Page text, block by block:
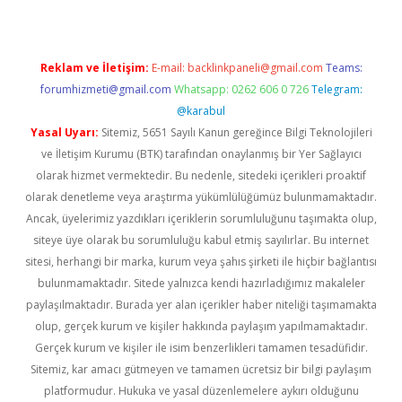
Reklam ve İletişim: E-mail: backlinkpaneli@gmail.com Teams:
forumhizmeti@gmail.com Whatsapp: 0262 606 0 726 Telegram:
@karabul
Yasal Uyarı: Sitemiz, 5651 Sayılı Kanun gereğince Bilgi Teknolojileri
ve İletişim Kurumu (BTK) tarafından onaylanmış bir Yer Sağlayıcı
olarak hizmet vermektedir. Bu nedenle, sitedeki içerikleri proaktif
olarak denetleme veya araştırma yükümlülüğümüz bulunmamaktadır.
Ancak, üyelerimiz yazdıkları içeriklerin sorumluluğunu taşımakta olup,
siteye üye olarak bu sorumluluğu kabul etmiş sayılırlar. Bu internet
sitesi, herhangi bir marka, kurum veya şahıs şirketi ile hiçbir bağlantısı
bulunmamaktadır. Sitede yalnızca kendi hazırladığımız makaleler
paylaşılmaktadır. Burada yer alan içerikler haber niteliği taşımamakta
olup, gerçek kurum ve kişiler hakkında paylaşım yapılmamaktadır.
Gerçek kurum ve kişiler ile isim benzerlikleri tamamen tesadüfidir.
Sitemiz, kar amacı gütmeyen ve tamamen ücretsiz bir bilgi paylaşım
platformudur. Hukuka ve yasal düzenlemelere aykırı olduğunu